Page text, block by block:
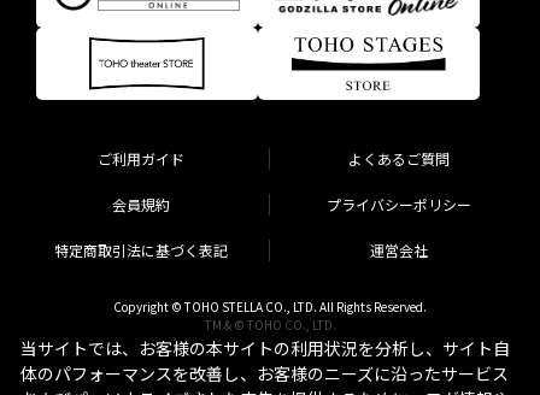
ご利用ガイド よくあるご質問
会員規約 プライバシーポリシー
特定商取引法に基づく表記 運営会社
Copyright © TOHO STELLA CO., LTD. All Rights Reserved.
TM & © TOHO CO., LTD.
当サイトでは、お客様の本サイトの利用状況を分析し、サイト自
体のパフォーマンスを改善し、お客様のニーズに沿ったサービス